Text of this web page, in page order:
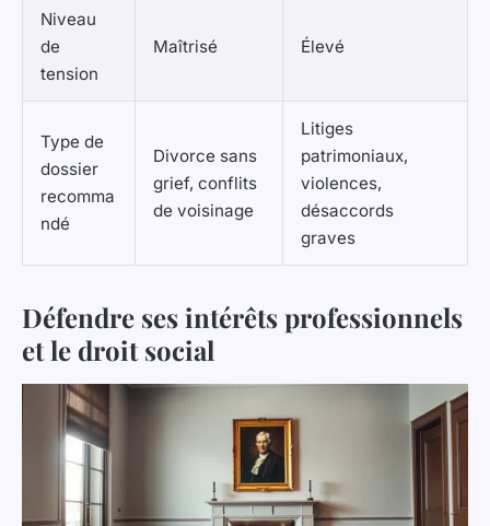
Niveau
de
tension
Maîtrisé Élevé
Type de
dossier
recomma
ndé
Divorce sans
grief, conflits
de voisinage
Litiges
patrimoniaux,
violences,
désaccords
graves
Défendre ses intérêts professionnels
et le droit social